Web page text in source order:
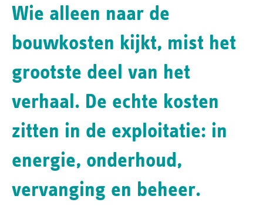
Wie alleen naar de
bouwkosten kijkt, mist het
grootste deel van het
verhaal. De echte kosten
zitten in de exploitatie: in
energie, onderhoud,
vervanging en beheer.